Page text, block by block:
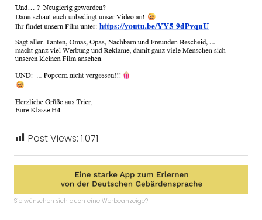
Post Views: 1.071
Sie wünschen sich auch eine Werbeanzeige?